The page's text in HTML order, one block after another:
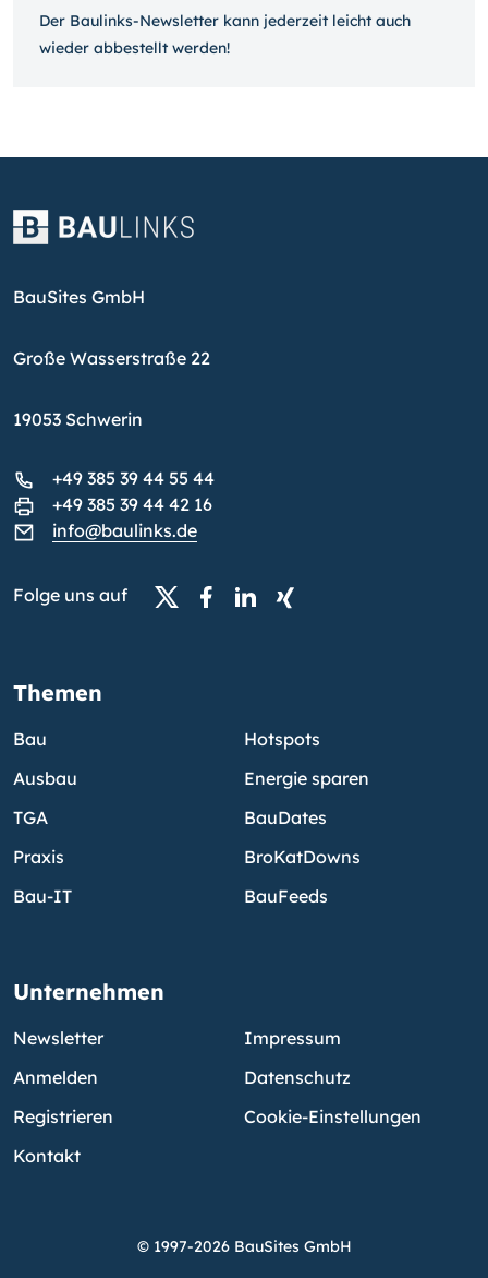
Der Baulinks-Newsletter kann jeder­zeit leicht auch
wieder ab­bestellt werden!
BauSites GmbH
Große Wasserstraße 22
19053 Schwerin
+49 385 39 44 55 44
+49 385 39 44 42 16
info@baulinks.de
Folge uns auf
Themen
Bau
Ausbau
TGA
Praxis
Bau-IT
Hotspots
Energie sparen
BauDates
BroKatDowns
BauFeeds
Unternehmen
Newsletter
Anmelden
Registrieren
Kontakt
Impressum
Datenschutz
Cookie-Einstellungen
© 1997-2026 BauSites GmbH